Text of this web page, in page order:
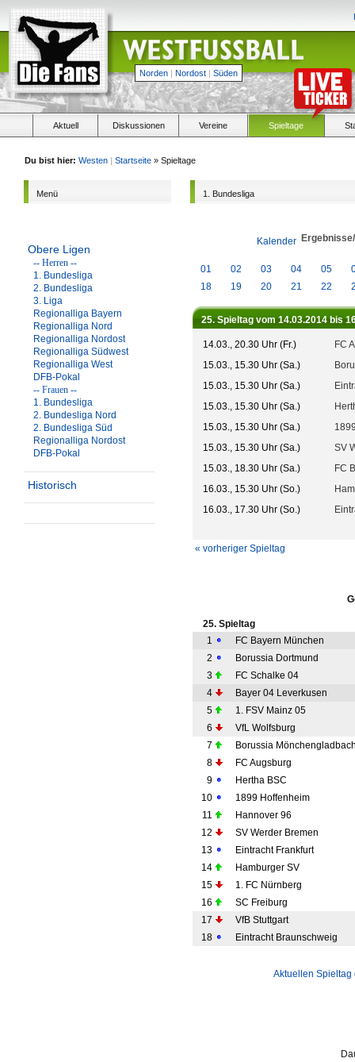
Norden | Nordost | Süden
Aktuell Diskussionen Vereine Spieltage
Du bist hier: Westen | Startseite » Spieltage
Menü
Obere Ligen
-- Herren --
1. Bundesliga
2. Bundesliga
3. Liga
Regionalliga Bayern
Regionalliga Nord
Regionalliga Nordost
Regionalliga Südwest
Regionalliga West
DFB-Pokal
-- Frauen --
1. Bundesliga
2. Bundesliga Nord
2. Bundesliga Süd
Regionalliga Nordost
DFB-Pokal
Historisch
1. Bundesliga
Kalender
01 02 03 04 05
18
19 20 21 22
25. Spieltag vom 14.03.2014 bis
14.03., 20.30 Uhr (Fr.)
FC
15.03., 15.30 Uhr (Sa.)
15.03., 15.30 Uhr (Sa.)
15.03., 15.30 Uhr (Sa.)
15.03., 15.30 Uhr (Sa.)
15.03., 15.30 Uhr (Sa.)
SV
15.03., 18.30 Uhr (Sa.)
FC
16.03., 15.30 Uhr (So.)
16.03., 17.30 Uhr (So.)
« vorheriger Spieltag
25. Spieltag
1
FC Bayern München
2
Borussia Dortmund
3
FC Schalke 04
4
Bayer 04 Leverkusen
5
1. FSV Mainz 05
6
VfL Wolfsburg
7
Borussia
8
FC Augsburg
9
Hertha BSC
10
1899 Hoffenheim
11
Hannover 96
12
SV Werder Bremen
13
Eintracht Frankfurt
14
Hamburger SV
15
1. FC Nürnberg
16
SC Freiburg
17
VfB Stuttgart
18
Eintracht Braunschweig
Aktuellen Spieltag